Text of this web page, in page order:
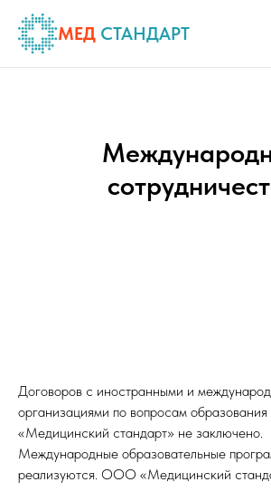
МЕД СТАНДАРТ
Договоров с иностранными и
организациями по вопросам
«Медицинский стандарт» не заключено.
Международные образовательные
реализуются. ООО «Медицинский